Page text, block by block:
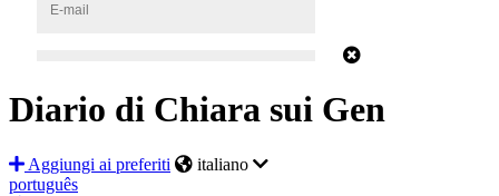
Diario di Chiara sui Gen
Aggiungi ai preferiti
italiano
português